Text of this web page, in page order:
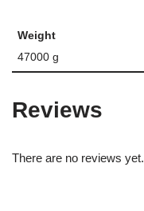
Weight
47000 g
Reviews
There are no reviews yet.